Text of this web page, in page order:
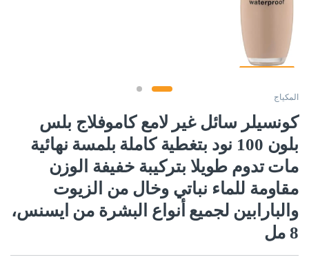
المكياج
كونسيلر سائل غير لامع كاموفلاج بلس
بلون 100 نود بتغطية كاملة بلمسة نهائية
مات تدوم طويلا بتركيبة خفيفة الوزن
مقاومة للماء نباتي وخال من الزيوت
والبارابين لجميع أنواع البشرة من ايسنس،
8 مل